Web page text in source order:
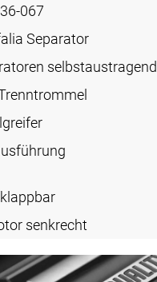
067
Separator
selbstaustragend
senkrecht